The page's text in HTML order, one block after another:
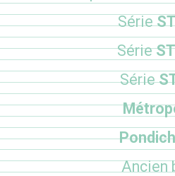
Série
Série
Série
Ancien